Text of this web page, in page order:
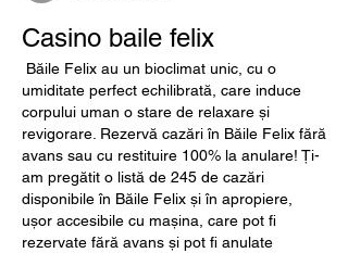
Casino baile felix
umiditate perfect echilibrată, care induce
corpului uman o stare de relaxare și
revigorare. Rezervă cazări în Băile Felix fără
avans sau cu restituire 100% la anulare! Ți-
am pregătit o listă de 245 de cazări
disponibile în Băile Felix și în apropiere,
ușor accesibile cu mașina, care pot fi
rezervate fără avans și pot fi anulate